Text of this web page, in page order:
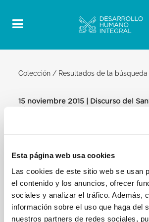
Esta página web usa cookies
Las cookies de este sitio web se usan
el contenido y los anuncios, ofrecer
sociales y analizar el tráfico. Además,
información sobre el uso que haga del
nuestros partners de redes sociales,
Colección / Resultados de la búsqueda
15 noviembre 2015 | Discurso del
VISITA A LA IGLESIA
LUTERANA DE ROMA
[…] De lo contrario, queda
divisiones y conflictos entre Iglesias
Podemos tomar juntos la alegría y